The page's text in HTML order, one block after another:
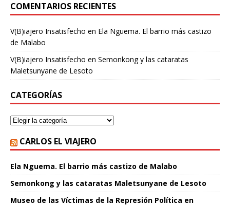
COMENTARIOS RECIENTES
V(B)iajero Insatisfecho en Ela Nguema. El barrio más castizo
de Malabo
V(B)iajero Insatisfecho en Semonkong y las cataratas
Maletsunyane de Lesoto
CATEGORÍAS
CARLOS EL VIAJERO
Ela Nguema. El barrio más castizo de Malabo
Semonkong y las cataratas Maletsunyane de Lesoto
Museo de las Víctimas de la Represión Política en